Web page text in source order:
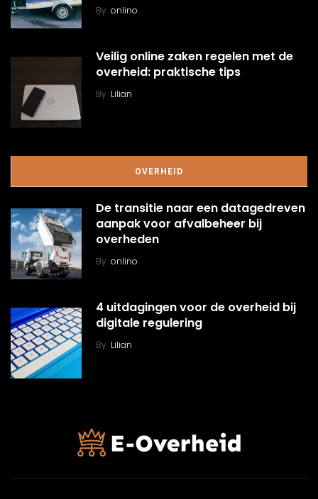
By onlino
Veilig online zaken regelen met de
overheid: praktische tips
By Lilian
OVERHEID
De transitie naar een datagedreven
aanpak voor afvalbeheer bij
overheden
By onlino
4 uitdagingen voor de overheid bij
digitale regulering
By Lilian